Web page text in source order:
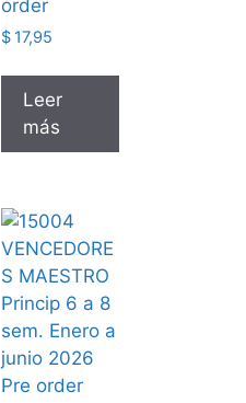
order
$17,95
Leer
más